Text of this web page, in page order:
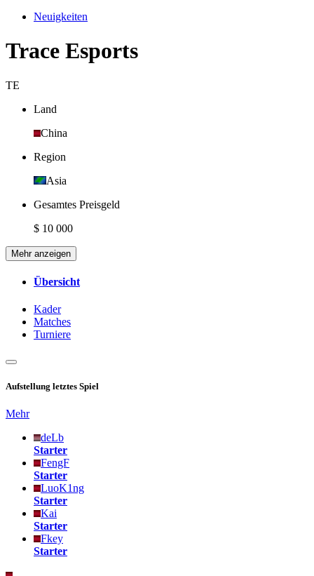
Neuigkeiten
Trace Esports
TE
Land
China
Region
Asia
Gesamtes Preisgeld
$ 10 000
Mehr anzeigen
Übersicht
Kader
Matches
Turniere
Aufstellung letztes Spiel
Mehr
deLb
Starter
FengF
Starter
LuoK1ng
Starter
Kai
Starter
Fkey
Starter